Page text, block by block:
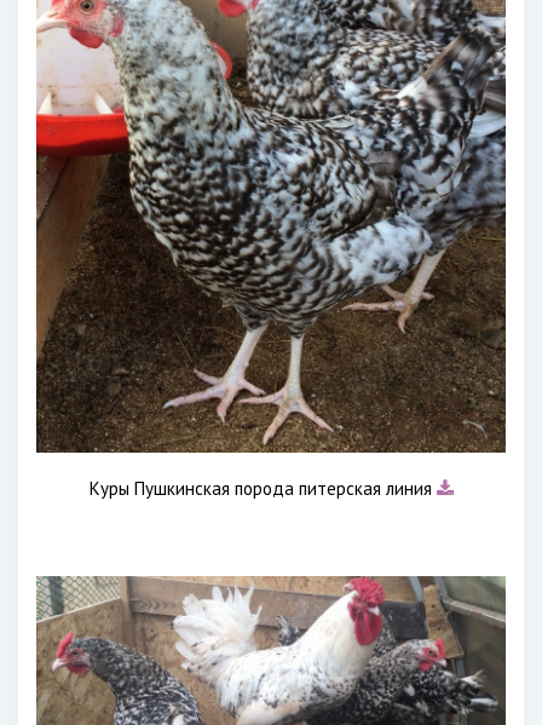
Куры Пушкинская порода питерская линия